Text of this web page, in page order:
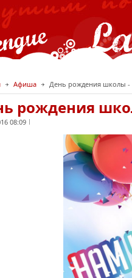
Афиша День рождения школы -
рождения
08:09